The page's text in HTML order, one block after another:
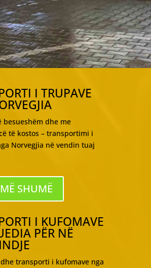
I TRUPAVE
besueshëm dhe me
të kostos – transportimi i
Norvegjia në vendin tuaj
SHUMË
I KUFOMAVE
PËR NË
transporti i kufomave nga